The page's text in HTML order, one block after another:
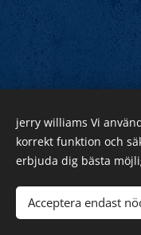
jerry williams Vi
korrekt funktion och
erbjuda dig bästa
Acceptera endast